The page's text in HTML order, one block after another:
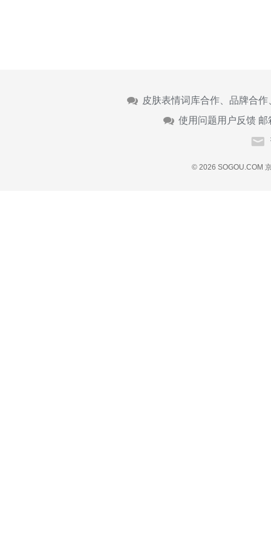
皮肤表情词库合作、品牌合
使用问题用户反馈 邮
© 2026 SOGOU.COM